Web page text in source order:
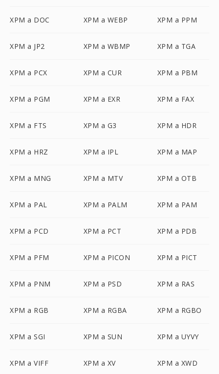
XPM a DOC XPM a WEBP XPM a PPM
XPM a JP2 XPM a WBMP XPM a TGA
XPM a PCX XPM a CUR XPM a PBM
XPM a PGM XPM a EXR XPM a FAX
XPM a FTS XPM a G3 XPM a HDR
XPM a HRZ XPM a IPL XPM a MAP
XPM a MNG XPM a MTV XPM a OTB
XPM a PAL XPM a PALM XPM a PAM
XPM a PCD XPM a PCT XPM a PDB
XPM a PFM XPM a PICON XPM a PICT
XPM a PNM XPM a PSD XPM a RAS
XPM a RGB XPM a RGBA XPM a RGBO
XPM a SGI XPM a SUN XPM a UYVY
XPM a VIFF XPM a XV XPM a XWD